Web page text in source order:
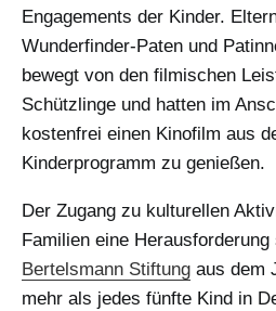
Engagements der Kinder.
Wunderfinder-Paten und
bewegt von den filmischen
Schützlinge und hatten im
kostenfrei einen Kinofilm aus
Kinderprogramm zu genießen.
Der Zugang zu kulturellen
Familien eine Herausforderung
Bertelsmann Stiftung aus dem
mehr als jedes fünfte Kind in